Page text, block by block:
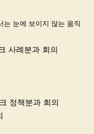
는 눈에 보이지 않는 움직
크 사례분과 회의
정책분과 회의